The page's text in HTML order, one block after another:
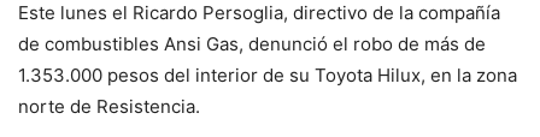
Este lunes el Ricardo Persoglia, directivo de la compañía
de combustibles Ansi Gas, denunció el robo de más de
1.353.000 pesos del interior de su Toyota Hilux, en la zona
norte de Resistencia.